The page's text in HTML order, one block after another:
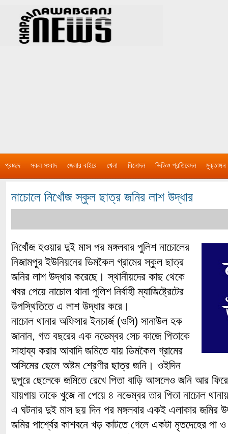
প্রচ্ছদ সকল সংবাদ জেলার বাইরে খেলা বিনোদন ভিডিও প্রতিবেদন মুক্তাঙ্গন
নাচোলে নিখোঁজ স্কুল ছাত্র জনির লাশ উদ্ধার
নিখোঁজ হওয়ার দুই মাস পর মঙ্গলবার পুলিশ নাচোলের
নিজামপুর ইউনিয়নের ডিমকৈল গ্রামের স্কুল ছাত্র
জনির লাশ উদ্ধার করেছে। স্থানীয়দের কাছ থেকে
খবর পেয়ে নাচোল থানা পুলিশ নির্বাহী ম্যাজিষ্ট্রেটের
উপস্থিতিতে এ লাশ উদ্ধার করে।
নাচোল থানার অফিসার ইনচার্জ (ওসি) সানাউল হক
জানান, গত বছরের এক নভেম্বর সেচ কাজে পিতাকে
সাহায্য করার আবাদি জমিতে যায় ডিমকৈল গ্রামের
অসিমের ছেলে অষ্টম শ্রেণীর ছাত্র জনি। ওইদিন
দুপুরে ছেলেকে জমিতে রেখে পিতা বাড়ি আসলেও জনি আর
যায়গায় তাকে খুজে না পেয়ে ৪ নভেম্বর তার পিতা নাচোল
এ ঘটনার দুই মাস ছয় দিন পর মঙ্গলবার একই এলাকার জমির
জমির পার্শ্বের কাশবনে খড় কাটতে গেলে একটা মৃতদেহের পা